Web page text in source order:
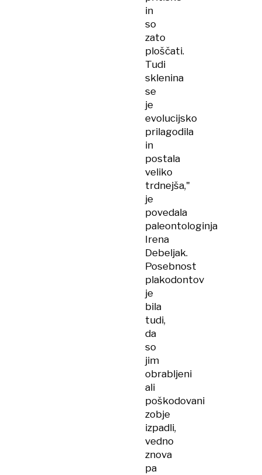
in
so
zato
ploščati.
Tudi
sklenina
se
je
evolucijsko
prilagodila
in
postala
veliko
trdnejša,"
je
povedala
paleontologinja
Irena
Debeljak.
Posebnost
plakodontov
je
bila
tudi,
da
so
jim
obrabljeni
ali
poškodovani
zobje
izpadli,
vedno
znova
pa